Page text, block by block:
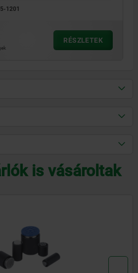
1201
RÉSZLETEK
is vásároltak